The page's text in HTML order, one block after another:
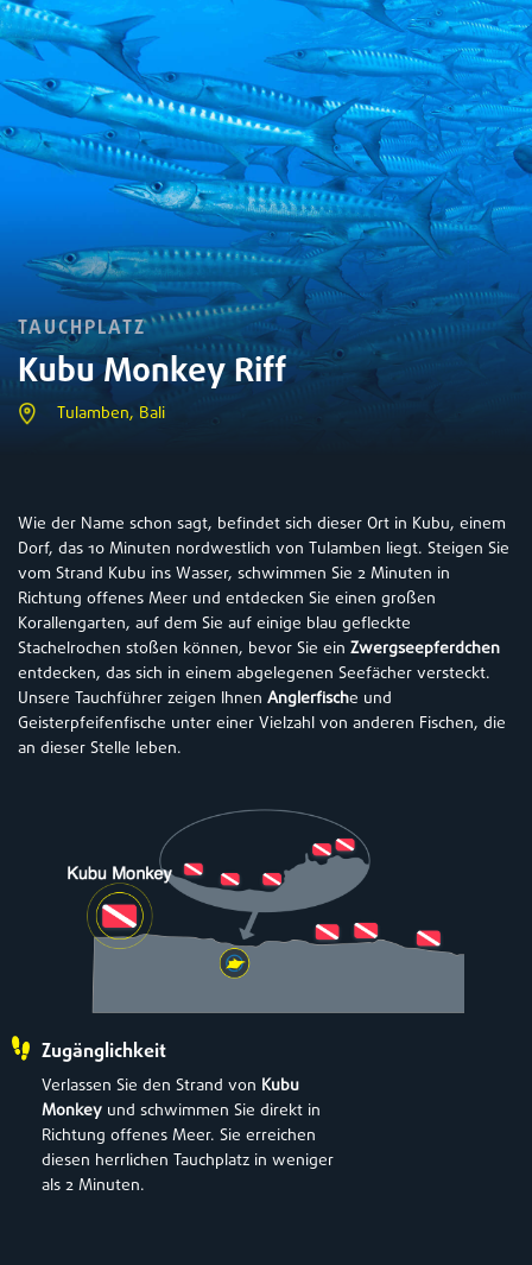
TAUCHPLATZ
Kubu Monkey Riff
Tulamben, Bali
Wie der Name schon sagt, befindet sich dieser Ort in Kubu, einem
Dorf, das 10 Minuten nordwestlich von Tulamben liegt. Steigen Sie
vom Strand Kubu ins Wasser, schwimmen Sie 2 Minuten in
Richtung offenes Meer und entdecken Sie einen großen
Korallengarten, auf dem Sie auf einige blau gefleckte
Stachelrochen stoßen können, bevor Sie ein Zwergseepferdchen
entdecken, das sich in einem abgelegenen Seefächer versteckt.
Unsere Tauchführer zeigen Ihnen Anglerfische und
Geisterpfeifenfische unter einer Vielzahl von anderen Fischen, die
an dieser Stelle leben.
Zugänglichkeit
Verlassen Sie den Strand von Kubu
Monkey und schwimmen Sie direkt in
Richtung offenes Meer. Sie erreichen
diesen herrlichen Tauchplatz in weniger
als 2 Minuten.